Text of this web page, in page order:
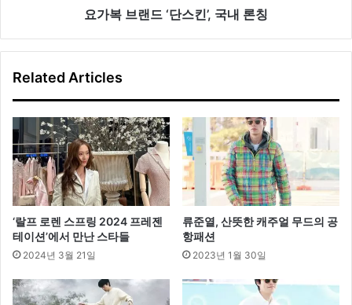
내
요가복 브랜드 ‘단스킨’, 국내 론칭
Related Articles
‘랄프 로렌 스프링 2024 프레젠
테이션’에서 만난 스타들
2024년 3월 21일
류준열, 산뜻한 캐주얼 무드의 공
항패션
2023년 1월 30일